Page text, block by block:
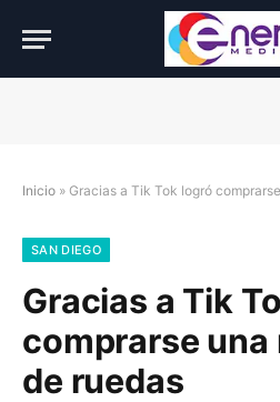
Inicio » Gracias a Tik Tok logró
SAN DIEGO
Gracias a Tik
comprarse una
de ruedas